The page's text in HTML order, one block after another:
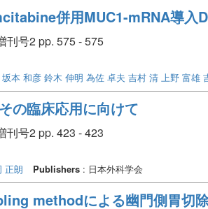
併用MUC1-mRNA導入
刊号2 pp. 575 - 575
坂本 和彦 鈴木 伸明 為佐 卓夫 吉村 清 上野 富雄
の臨床応用に向けて
刊号2 pp. 423 - 423
正朗 Publishers : 日本外科学会
methodによる幽門側胃切